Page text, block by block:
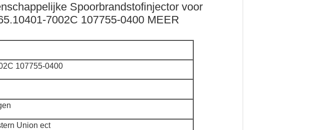
Spoorbrandstofinjector voor
7002C 107755-0400 MEER
107755-0400
Union ect